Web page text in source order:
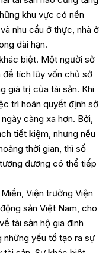
khu vực có nền
nhu cầu ở thực, nhà ở
dài hạn.
biệt. Một người sở
để tích lũy vốn chủ sở
giá trị của tài sản. Khi
trì hoãn quyết định sở
càng xa hơn. Bởi,
tiết kiệm, nhưng nếu
thời gian, thì số
đương có thể tiếp
Viện trưởng Viện
sản Việt Nam, cho
tài sản hộ gia đình
những yếu tố tạo ra sự